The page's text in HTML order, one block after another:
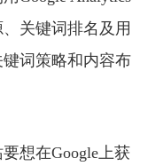
关键词排名及用
词策略和内容布
想在Google上获